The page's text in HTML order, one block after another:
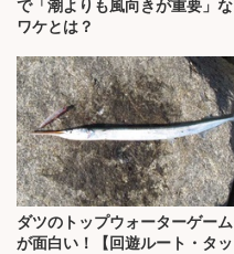
で「潮よりも風向きが重要」な
ワケとは？
ダツのトップウォーターゲーム
が面白い！【回遊ルート・タッ